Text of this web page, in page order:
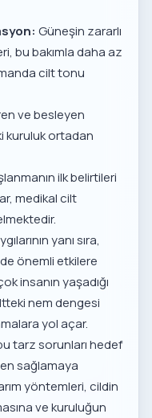
Güneşin zararlı
bu bakımla daha az
cilt tonu
ve besleyen
kuruluk ortadan
ilk belirtileri
medikal cilt
yanı sıra,
önemli etkilere
insanın yaşadığı
nem dengesi
yol açar.
tarz sorunları hedef
sağlamaya
yöntemleri, cildin
ve kuruluğun